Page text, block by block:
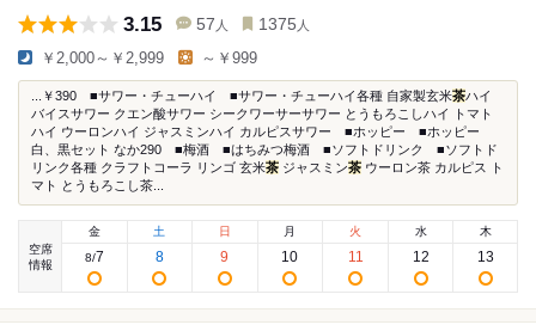
3.15 57 人 1375 人
￥2,000～￥2,999 ～￥999
...￥390 ■サワー・チューハイ ■サワー・チューハイ各種 自家製玄米茶ハイ
バイスサワー クエン酸サワー シークワーサーサワー とうもろこしハイ トマト
ハイ ウーロンハイ ジャスミンハイ カルピスサワー ■ホッピー ■ホッピー
白、黒セット なか290 ■梅酒 ■はちみつ梅酒 ■ソフトドリンク ■ソフトド
リンク各種 クラフトコーラ リンゴ 玄米茶 ジャスミン茶 ウーロン茶 カルピス ト
マト とうもろこし茶...
空席
情報
金
8/7
土
8
日
9
月
10
火
11
水
12
木
13